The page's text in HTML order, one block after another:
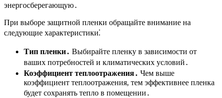
энергосберегающую․
При выборе защитной пленки обращайте внимание на
следующие характеристики⁚
Тип пленки․ Выбирайте пленку в зависимости от
ваших потребностей и климатических условий․
Коэффициент теплоотражения․ Чем выше
коэффициент теплоотражения, тем эффективнее пленка
будет сохранять тепло в помещении․